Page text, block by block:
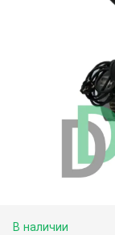
В наличии